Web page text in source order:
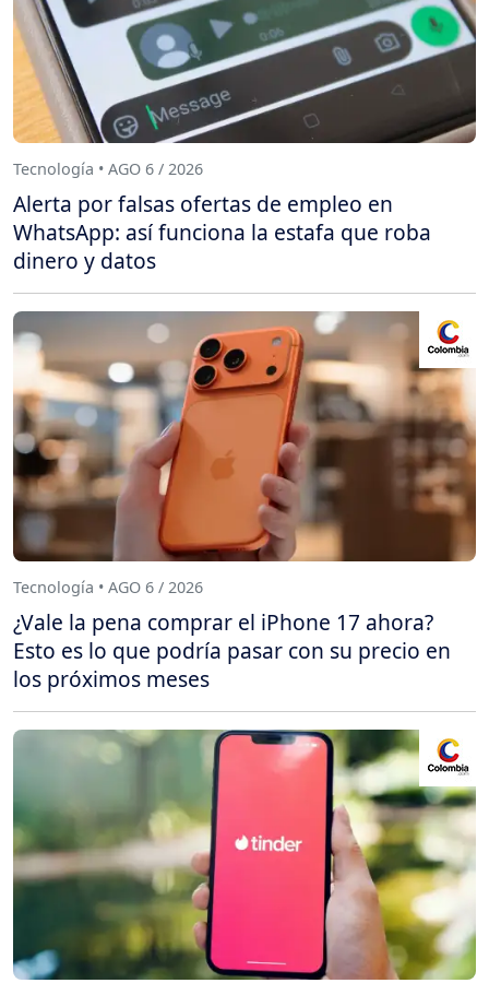
Tecnología • AGO 6 / 2026
Alerta por falsas ofertas de empleo en
WhatsApp: así funciona la estafa que roba
dinero y datos
Tecnología • AGO 6 / 2026
¿Vale la pena comprar el iPhone 17 ahora?
Esto es lo que podría pasar con su precio en
los próximos meses